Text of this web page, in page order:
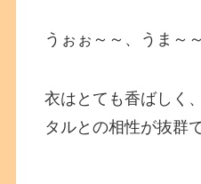
うぉぉ～～、うま～
衣はとても香ばしく
タルとの相性が抜群